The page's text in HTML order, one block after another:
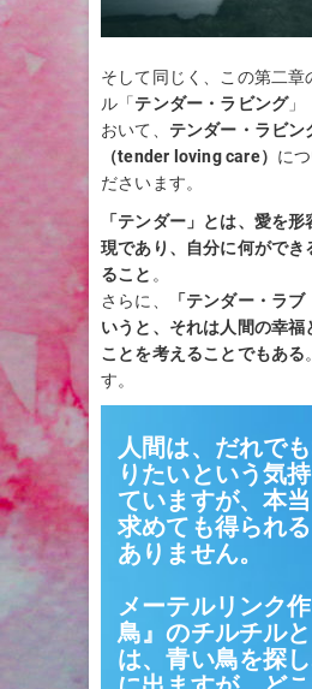
そして同じく、この第二章
ル「テンダー・ラビング」
おいて、 テンダー・ラビン
（tender loving care） に
ださいます。
「テンダー」とは、愛を
現であり、自分に何ができ
ること 。
さらに、
「テンダー・ラ
いうと、それは人間の幸福
ことを考えることでもある
す。
人間は、だれで
りたいという気
ていますが、本
求めても得られ
ありません。
メーテルリンク
鳥』のチルチル
は、青い鳥を探